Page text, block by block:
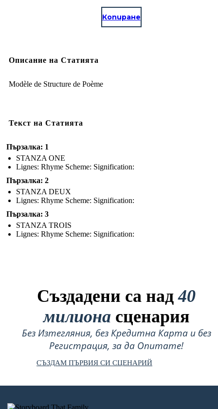
Копиране
Описание на Статията
Modèle de Structure de Poème
Текст на Статията
Пързалка: 1
STANZA ONE
Lignes: Rhyme Scheme: Signification:
Пързалка: 2
STANZA DEUX
Lignes: Rhyme Scheme: Signification:
Пързалка: 3
STANZA TROIS
Lignes: Rhyme Scheme: Signification:
Създадени са над40
милиона сценария
Без Изтегляния, без Кредитна Карта и без
Регистрация, за да Опитате!
СЪЗДАМ ПЪРВИЯ СИ СЦЕНАРИЙ